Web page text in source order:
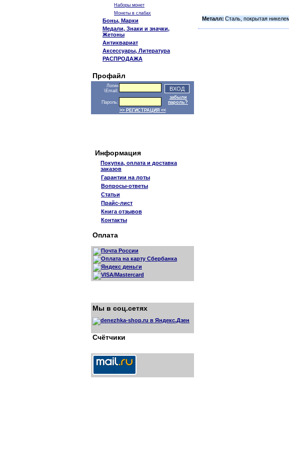
Наборы монет
Монеты в слабах
Боны, Марки
Медали, Знаки и значки,
Жетоны
Антиквариат
Аксессуары, Литература
РАСПРОДАЖА
Профайл
Логин
\Email:
Пароль:
забыли
пароль?
>> РЕГИСТРАЦИЯ <<
Информация
Покупка, оплата и доставка
заказов
Гарантии на лоты
Вопросы-ответы
Статьи
Прайс-лист
Книга отзывов
Контакты
Оплата
Мы в соц.сетях
Счётчики
Металл: Сталь, покрытая